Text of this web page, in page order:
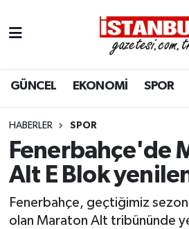
GÜNCEL EKONOMİ SPOR
HABERLER SPOR
Fenerbahçe'de
Alt E Blok
Fenerbahçe, geçtiğimiz
olan Maraton Alt tribününde
EKONOMİ
İSTANBUL
DÜNYA
Nöbetçi Eczaneler
Hava Durumu
Trafik Durumu
Süper Lig Puan Durumu ve